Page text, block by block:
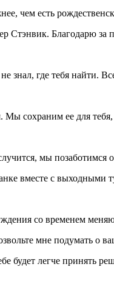
чем есть
Стэнвик. Благодарю за
знал, где тебя найти.
сохраним ее для тебя,
мы позаботимся
вместе с выходными
со временем
мне подумать о
будет легче принять